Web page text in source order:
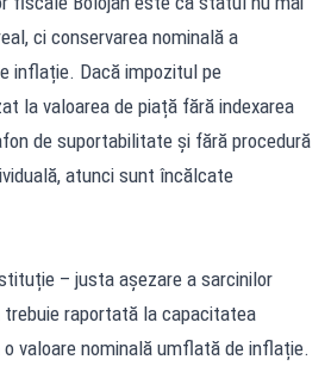
ci conservarea nominală a
inflație. Dacă impozitul pe
la valoarea de piață fără indexarea
de suportabilitate și fără procedură
atunci sunt încălcate
– justa așezare a sarcinilor
raportată la capacitatea
valoare nominală umflată de inflație.